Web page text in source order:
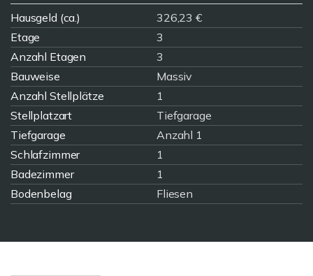
Hausgeld (ca.)
326,23 €
Etage
3
Anzahl Etagen
3
Bauweise
Massiv
Anzahl Stellplätze
1
Stellplatzart
Tiefgarage
Tiefgarage
Anzahl 1
Schlafzimmer
1
Badezimmer
1
Bodenbelag
Fliesen